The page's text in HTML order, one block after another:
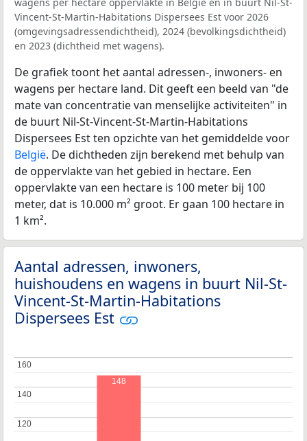
wagens per hectare oppervlakte in België en in buurt Nil-St-
Vincent-St-Martin-Habitations Dispersees Est voor 2026
(omgevingsadressendichtheid), 2024 (bevolkingsdichtheid)
en 2023 (dichtheid met wagens).
De grafiek toont het aantal adressen-, inwoners- en
wagens per hectare land. Dit geeft een beeld van "de
mate van concentratie van menselijke activiteiten" in
de buurt Nil-St-Vincent-St-Martin-Habitations
Dispersees Est ten opzichte van het gemiddelde voor
België. De dichtheden zijn berekend met behulp van
de oppervlakte van het gebied in hectare. Een
oppervlakte van een hectare is 100 meter bij 100
meter, dat is 10.000 m² groot. Er gaan 100 hectare in
1 km².
Aantal adressen, inwoners,
huishoudens en wagens in buurt Nil-St-
Vincent-St-Martin-Habitations
Dispersees Est
120
120
140
140
160
160
148